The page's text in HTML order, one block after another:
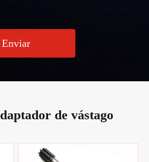
Enviar
de vástago